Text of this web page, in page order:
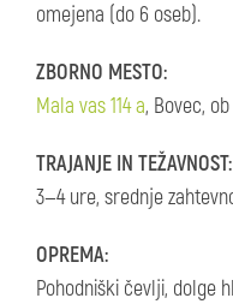
omejena (do 6 oseb).
ZBORNO MESTO:
Mala vas 114 a, Bovec,
TRAJANJE IN TEŽAVNOST:
3—4 ure, srednje
OPREMA:
Pohodniški čevlji, dolge